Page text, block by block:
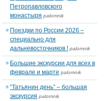
Петропавловского
монастыря palomnik
Поездки по России 2026 –
специально для
дальневосточников ! palomnik
Большие экскурсии для всех в
феврале и марте palomnik
“Татьянин день” – большая
экскурсия palomnik